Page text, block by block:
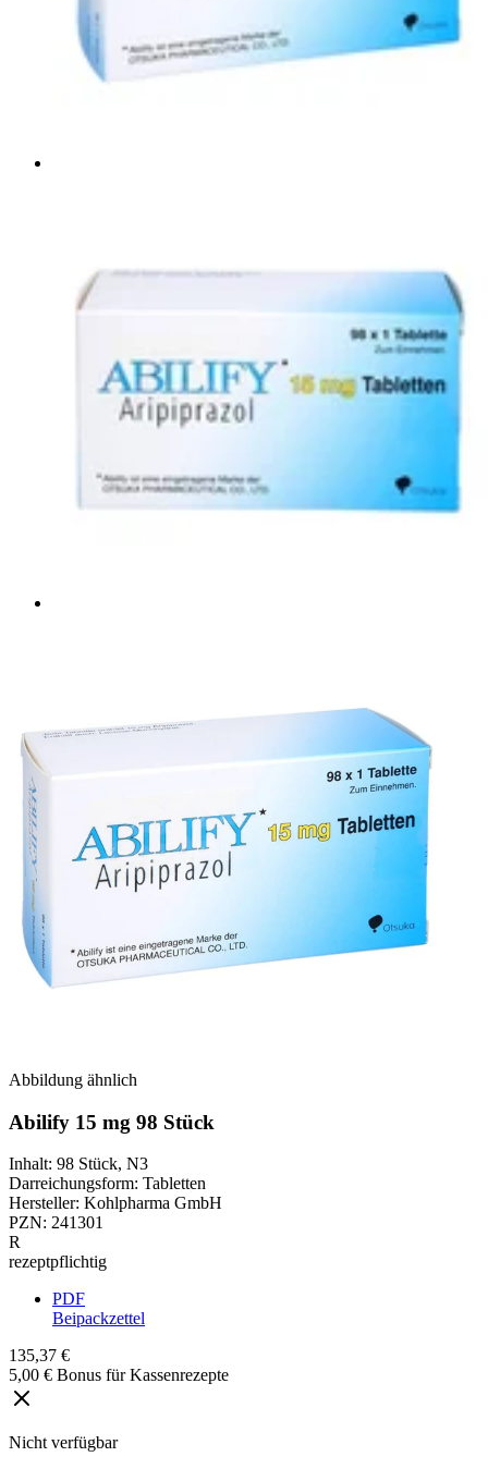
Abbildung ähnlich
Abilify 15 mg 98 Stück
Inhalt: 98 Stück, N3
Darreichungsform: Tabletten
Hersteller: Kohlpharma GmbH
PZN: 241301
R
rezeptpflichtig
PDF
Beipackzettel
135,37 €
5,00 € Bonus für Kassenrezepte
Nicht verfügbar